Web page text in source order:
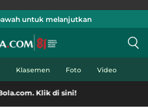
untuk melanjutkan
Klasemen Foto Video
di sini!